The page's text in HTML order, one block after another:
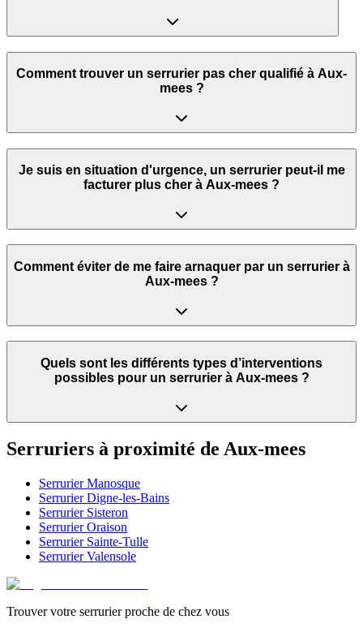
Comment trouver un serrurier pas cher qualifié à Aux-
mees ?
Je suis en situation d'urgence, un serrurier peut‑il me
facturer plus cher à Aux-mees ?
Comment éviter de me faire arnaquer par un serrurier à
Aux-mees ?
Quels sont les différents types d’interventions
possibles pour un serrurier à Aux-mees ?
Serruriers à proximité de Aux-mees
SerrurierManosque
SerrurierDigne-les-Bains
Serrurier Sisteron
SerrurierOraison
Serrurier Sainte-Tulle
SerrurierValensole
Trouver votre serrurier proche de chez vous